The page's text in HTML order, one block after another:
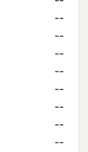
--
--
--
--
--
--
--
--